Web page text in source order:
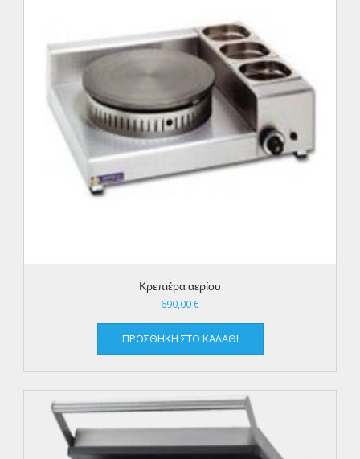
Κρεπιέρα αερίου
690,00€
ΠΡΟΣΘΉΚΗ ΣΤΟ ΚΑΛΆΘΙ